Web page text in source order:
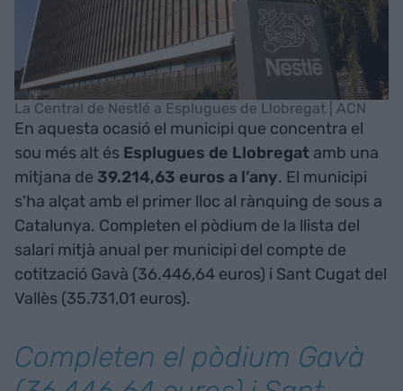
La Central de Nestlé a Esplugues de Llobregat | ACN
En aquesta ocasió el municipi que concentra el
sou més alt és Esplugues de Llobregat amb una
mitjana de 39.214,63 euros a l’any. El municipi
s'ha alçat amb el primer lloc al rànquing de sous a
Catalunya. Completen el pòdium de la llista del
salari mitjà anual per municipi del compte de
cotització Gavà (36.446,64 euros) i Sant Cugat del
Vallès (35.731,01 euros).
Completen el pòdium Gavà